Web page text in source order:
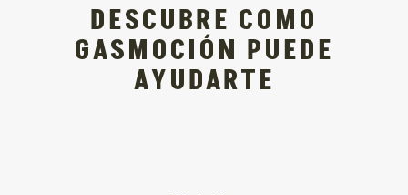
DESCUBRE COMO
GASMOCIÓN PUEDE
AYUDARTE